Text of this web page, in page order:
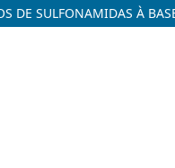
DE SULFONAMIDAS À